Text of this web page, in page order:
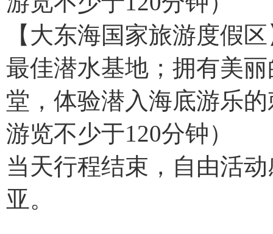
【大东海国家旅游度假
最佳潜水基地；拥有美
堂，体验潜入海底游乐
游览不少于120分钟）
当天行程结束，自由活
亚。